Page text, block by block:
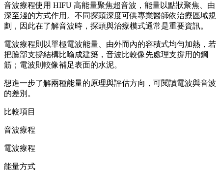
音波療程使用 HIFU 高能量聚焦超音波，能量以點狀聚焦、由
深至淺的方式作用。不同探頭深度可供專業醫師依治療區域規
劃，因此在了解音波時，探頭與治療模式通常是重要資訊。
電波療程則以單極電波能量、由外而內的容積式均勻加熱，若
把臉部支撐結構比喻成建築，音波比較像先處理支撐用的鋼
筋；電波則較像補足表面的水泥。
想進一步了解兩種能量的原理與評估方向，可閱讀電波與音波
的差別。
比較項目
音波療程
電波療程
能量方式